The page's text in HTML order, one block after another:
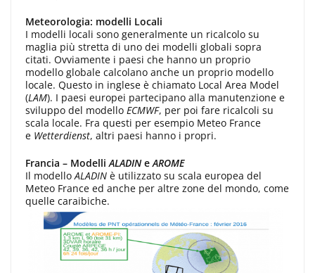
Meteorologia: modelli Locali
I modelli locali sono generalmente un ricalcolo su
maglia più stretta di uno dei modelli globali sopra
citati. Ovviamente i paesi che hanno un proprio
modello globale calcolano anche un proprio modello
locale. Questo in inglese è chiamato Local Area Model
(LAM). I paesi europei partecipano alla manutenzione e
sviluppo del modello ECMWF, per poi fare ricalcoli su
scala locale. Fra questi per esempio Meteo France
e Wetterdienst, altri paesi hanno i propri.
Francia – ModelliALADINeAROME
Il modelloALADIN è utilizzato su scala europea del
Meteo France ed anche per altre zone del mondo, come
quelle caraibiche.